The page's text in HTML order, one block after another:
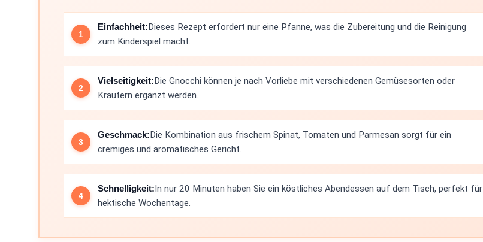
Einfachheit:Dieses Rezept erfordert nur eine Pfanne, was die Zubereitung und die Reinigung
zum Kinderspiel macht.
Vielseitigkeit:Die Gnocchi können je nach Vorliebe mit verschiedenen Gemüsesorten oder
Kräutern ergänzt werden.
Geschmack:Die Kombination aus frischem Spinat, Tomaten und Parmesan sorgt für ein
cremiges und aromatisches Gericht.
Schnelligkeit:In nur 20 Minuten haben Sie ein köstliches Abendessen auf dem Tisch, perfekt für
hektische Wochentage.